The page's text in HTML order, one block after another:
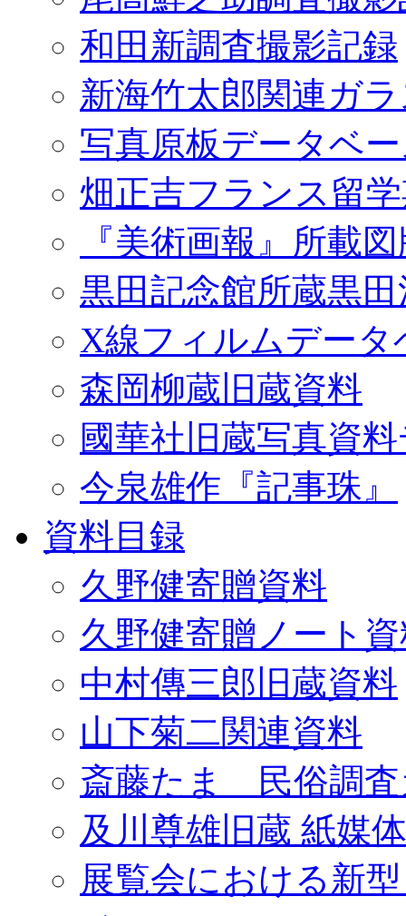
和田新調査撮影記録
新海竹太郎関連ガ
写真原板データベ
畑正吉フランス留
『美術画報』所載
黒田記念館所蔵黒
X線フィルムデータ
森岡柳蔵旧蔵資料
國華社旧蔵写真資
今泉雄作『記事珠』
資料目録
久野健寄贈資料
久野健寄贈ノート
中村傳三郎旧蔵資料
山下菊二関連資料
斎藤たま 民俗調査
及川尊雄旧蔵 紙媒
展覧会における新